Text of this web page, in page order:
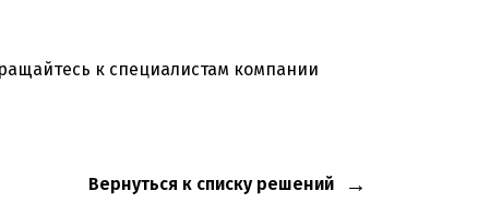
к специалистам компании
Вернуться к списку решений